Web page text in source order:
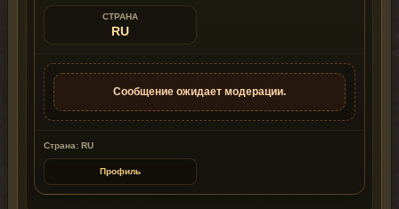
СТРАНА
RU
Сообщение ожидает модерации.
Страна: RU
Профиль